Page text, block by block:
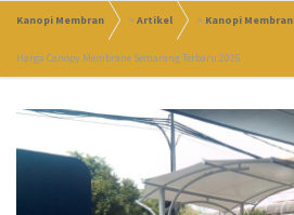
Kanopi Membran >Artikel > Kanopi Membran
Harga Canopy Membrane Semarang Terbaru 2026